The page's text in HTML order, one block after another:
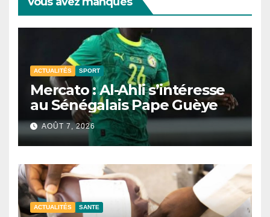
ACTUALITÉS SPORT
Mercato : Al-Ahli s’intéresse
au Sénégalais Pape Guèye
AOÛT 7, 2026
ACTUALITÉS SANTE